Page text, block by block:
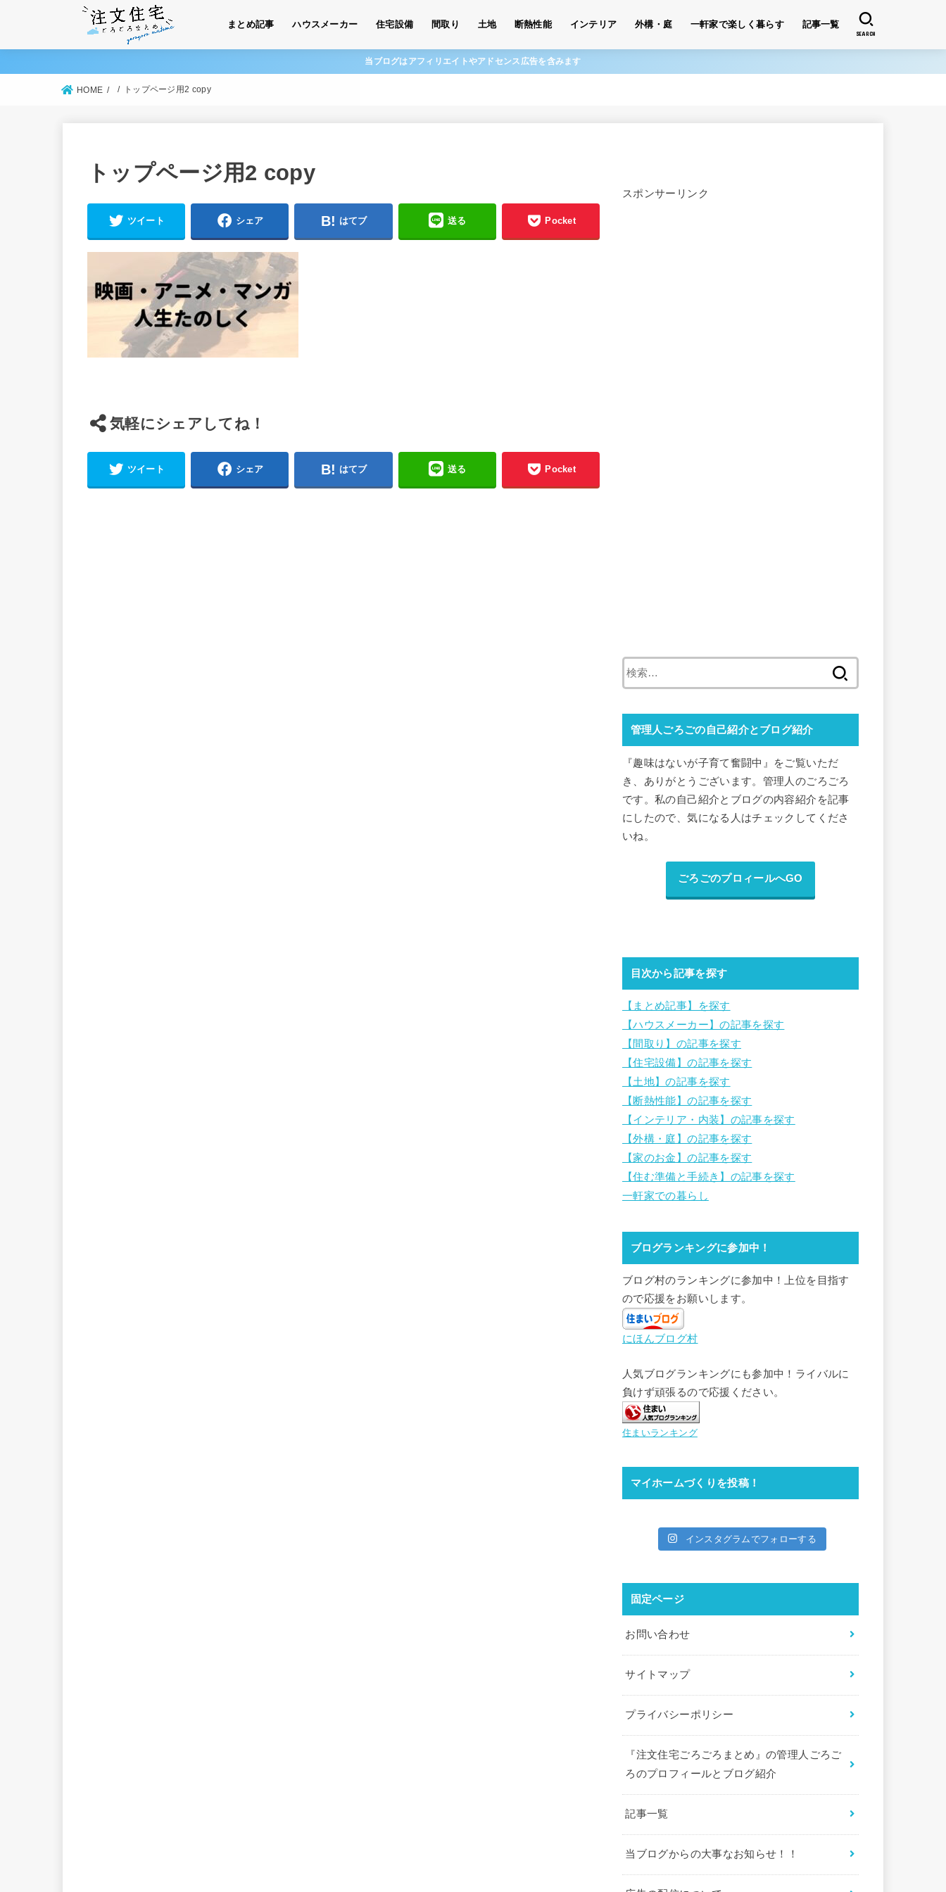
まとめ記事 ハウスメーカー 住宅設備 間取り 土地 断熱性能 インテリア 外構・庭 一軒家で楽しく暮らす 記事一覧
SEARCH
当ブログはアフィリエイトやアドセンス広告を含みます
HOME トップページ用2 copy
トップページ用2 copy
ツイート シェア はてブ 送る Pocket
気軽にシェアしてね！
ツイート シェア はてブ 送る Pocket
スポンサーリンク
索
管理人ごろごの自己紹介とブログ紹介
『趣味はないが子育て奮闘中』をご覧いただ
き、ありがとうございます。管理人のごろごろ
です。私の自己紹介とブログの内容紹介を記事
にしたので、気になる人はチェックしてくださ
いね。
ごろごのプロィールへGO
目次から記事を探す
【まとめ記事】を探す
【ハウスメーカー】の記事を探す
【間取り】の記事を探す
【住宅設備】の記事を探す
【土地】の記事を探す
【断熱性能】の記事を探す
【インテリア・内装】の記事を探す
【外構・庭】の記事を探す
【家のお金】の記事を探す
【住む準備と手続き】の記事を探す
一軒家での暮らし
ブログランキングに参加中！
ブログ村のランキングに参加中！上位を目指す
ので応援をお願いします。
にほんブログ村
人気ブログランキングにも参加中！ライバルに
負けず頑張るので応援ください。
住まいランキング
マイホームづくりを投稿！
インスタグラムでフォローする
固定ページ
お問い合わせ
サイトマップ
プライバシーポリシー
『注文住宅ごろごろまとめ』の管理人ごろご
ろのプロフィールとブログ紹介
記事一覧
当ブログからの大事なお知らせ！！